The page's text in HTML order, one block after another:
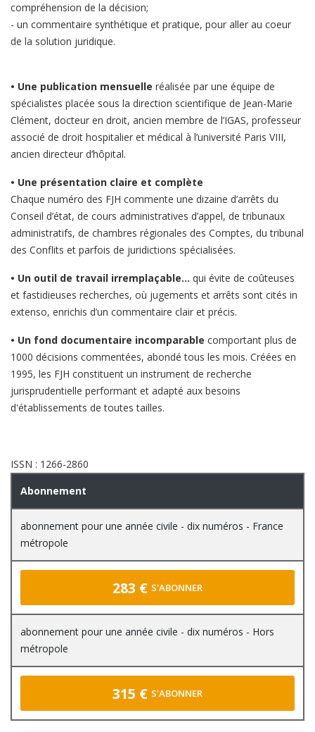
compréhension de la décision;
- un commentaire synthétique et pratique, pour aller au coeur
de la solution juridique.
• Une publication mensuelle réalisée par une équipe de
spécialistes placée sous la direction scientifique de Jean-Marie
Clément, docteur en droit, ancien membre de l’IGAS, professeur
associé de droit hospitalier et médical à l’université Paris VIII,
ancien directeur d’hôpital.
• Une présentation claire et complète
Chaque numéro des FJH commente une dizaine d’arrêts du
Conseil d’état, de cours administratives d’appel, de tribunaux
administratifs, de chambres régionales des Comptes, du tribunal
des Conflits et parfois de juridictions spécialisées.
• Un outil de travail irremplaçable... qui évite de coûteuses
et fastidieuses recherches, où jugements et arrêts sont cités in
extenso, enrichis d’un commentaire clair et précis.
• Un fond documentaire incomparable comportant plus de
1000 décisions commentées, abondé tous les mois. Créées en
1995, les FJH constituent un instrument de recherche
jurisprudentielle performant et adapté aux besoins
d'établissements de toutes tailles.
ISSN : 1266-2860
Abonnement
abonnement pour une année civile - dix numéros - France
métropole
283 € S'ABONNER
abonnement pour une année civile - dix numéros - Hors
métropole
315 € S'ABONNER